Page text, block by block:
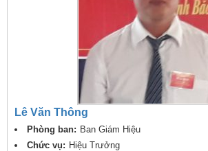
Lê Văn Thông
Phòng ban: Ban Giám Hiệu
Chức vụ: Hiệu Trưởng